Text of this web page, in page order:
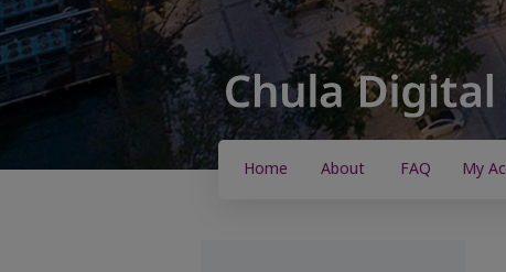
Home About FAQ My